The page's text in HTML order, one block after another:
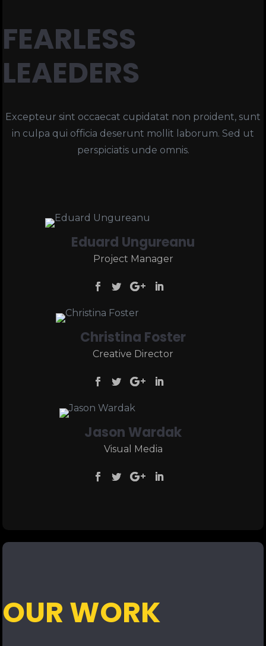
FEARLESS
LEAEDERS
Excepteur sint occaecat cupidatat non proident, sunt
in culpa qui officia deserunt mollit laborum. Sed ut
perspiciatis unde omnis.
Eduard Ungureanu
Project Manager
Christina Foster
Creative Director
Jason Wardak
Visual Media
OUR WORK